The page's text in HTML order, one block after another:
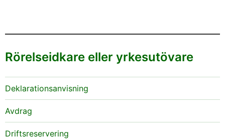
Rörelseidkare eller yrkesutövare
Deklarationsanvisning
Avdrag
Driftsreservering